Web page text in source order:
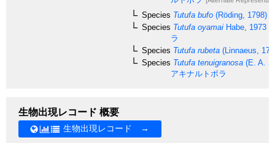
Species Tutufa bufo (Röding, 1798)
Species Tutufa oyamai Habe, 1973
ラ
Species Tutufa rubeta (Linnaeus,
Species Tutufa tenuigranosa (E. A.
アキナルトボラ
生物出現レコード 概要
生物出現レコード →